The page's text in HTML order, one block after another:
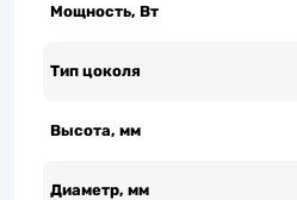
Мощность, Вт
Тип цоколя
Высота, мм
Диаметр, мм